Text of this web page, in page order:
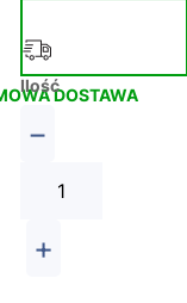
DOSTAWA
Ilość
−
+